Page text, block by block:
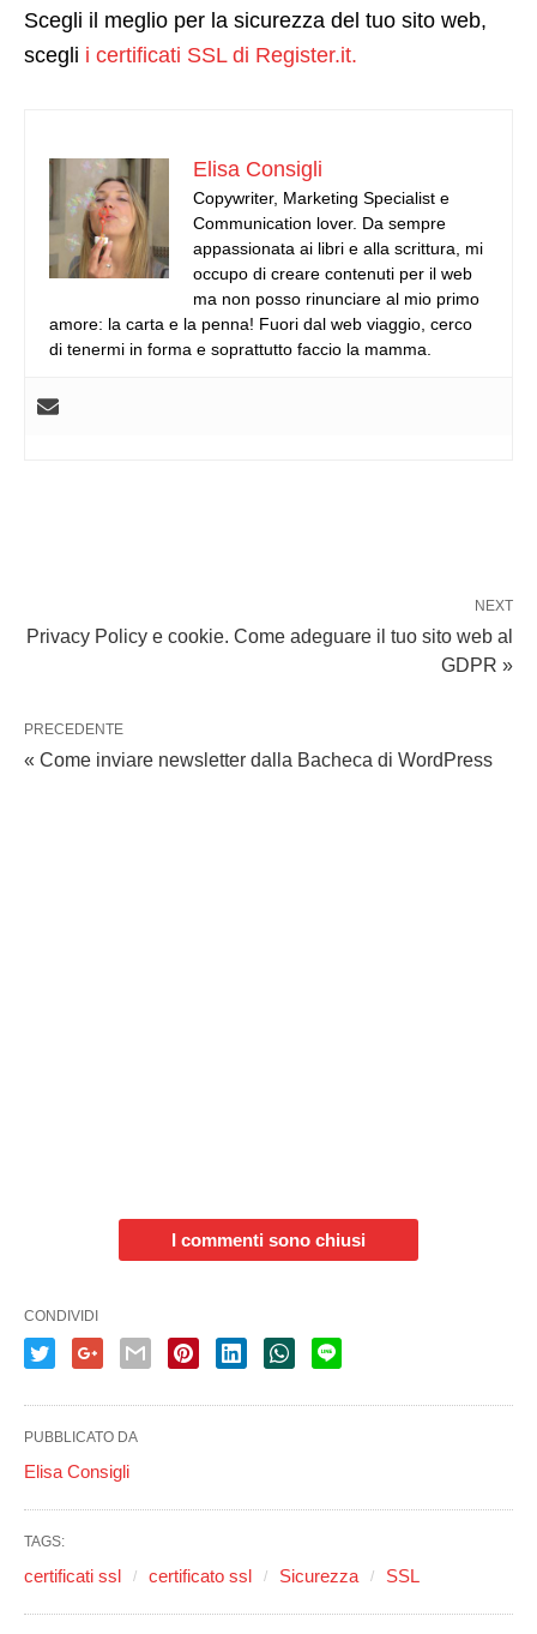
Scegli il meglio per la sicurezza del tuo sito web,
scegli i certificati SSL di Register.it.
Elisa Consigli
Copywriter, Marketing Specialist e
Communication lover. Da sempre
appassionata ai libri e alla scrittura, mi
occupo di creare contenuti per il web
ma non posso rinunciare al mio primo
amore: la carta e la penna! Fuori dal web viaggio, cerco
di tenermi in forma e soprattutto faccio la mamma.
NEXT
Privacy Policy e cookie. Come adeguare il tuo sito web al
GDPR »
PRECEDENTE
« Come inviare newsletter dalla Bacheca di WordPress
I commenti sono chiusi
CONDIVIDI
PUBBLICATO DA
Elisa Consigli
TAGS:
certificati ssl certificato ssl Sicurezza SSL